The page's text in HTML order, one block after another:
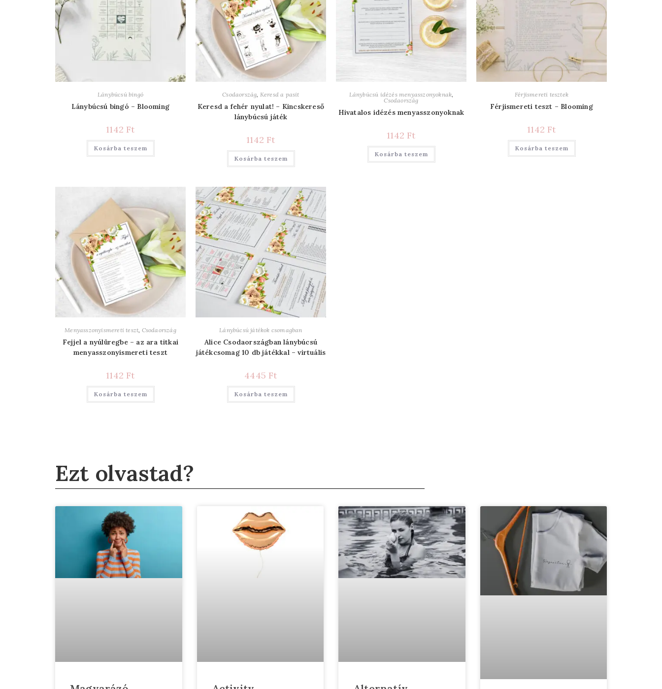
Lánybúcsú bingó
Lánybúcsú bingó – Blooming
1142 Ft
Kosárba teszem
Csodaország, Keresd a pasit
Keresd a fehér nyulat! – Kincskereső
lánybúcsú játék
1142 Ft
Kosárba teszem
Lánybúcsú idézés menyasszonyoknak,
Csodaország
Hivatalos idézés menyasszonyoknak
1142 Ft
Kosárba teszem
Férjismereti tesztek
Férjismereti teszt – Blooming
1142 Ft
Kosárba teszem
Menyasszonyismereti teszt, Csodaország
Fejjel a nyúlüregbe – az ara titkai
menyasszonyismereti teszt
1142 Ft
Kosárba teszem
Lánybúcsú játékok csomagban
Alice Csodaországban lánybúcsú
játékcsomag 10 db játékkal – virtuális
4445 Ft
Kosárba teszem
Ezt olvastad?